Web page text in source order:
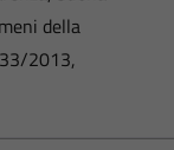
della
2013,